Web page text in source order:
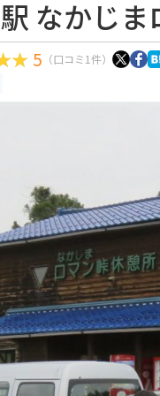
なかじま
5 （口コミ1件）